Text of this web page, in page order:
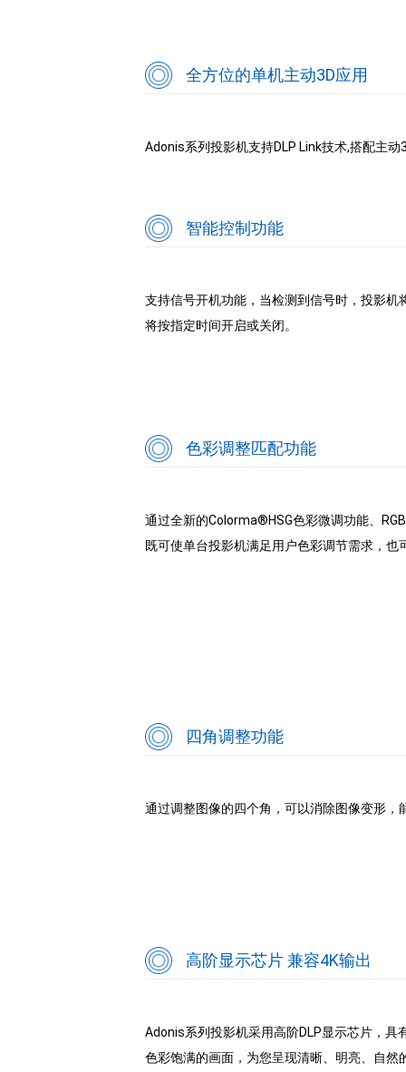
全方位的单机主动3D应用
Adonis系列投影机支持DLP Link技术,搭配主
智能控制功能
支持信号开机功能，当检测到信号时，投影
将按指定时间开启或关闭。
色彩调整匹配功能
通过全新的Colorma®HSG色彩微调功能、
既可使单台投影机满足用户色彩调节需求，
四角调整功能
通过调整图像的四个角，可以消除图像变形
高阶显示芯片 兼容4K输出
Adonis系列投影机采用高阶DLP显示芯片，
色彩饱满的画面，为您呈现清晰、明亮、自然